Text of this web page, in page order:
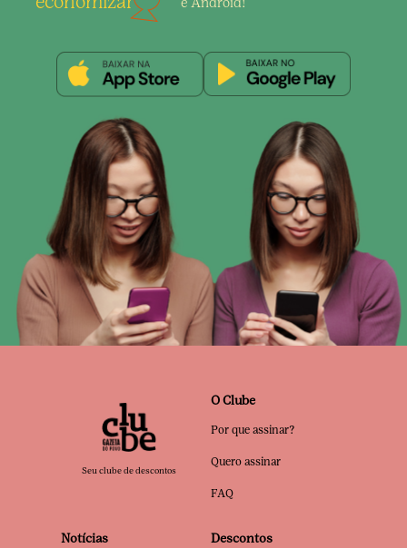
Seu clube de descontos
O Clube
Por que assinar?
Quero assinar
FAQ
Notícias Descontos